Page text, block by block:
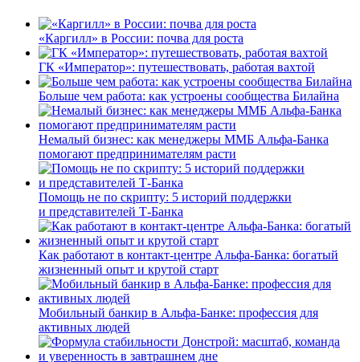
«Каргилл» в России: почва для роста
ГК «Император»: путешествовать, работая вахтой
Больше чем работа: как устроены сообщества Билайна
Немалый бизнес: как менеджеры ММБ Альфа-Банка
помогают предпринимателям расти
Помощь не по скрипту: 5 историй поддержки
и представителей Т-Банка
Как работают в контакт-центре Альфа-Банка: богатый
жизненный опыт и крутой старт
Мобильный банкир в Альфа-Банке: профессия для
активных людей